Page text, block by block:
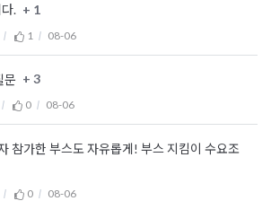
. + 1
1 08-06
문 + 3
0 08-06
참가한 부스도 자유롭게! 부스 지킴이 수요조
0 08-06